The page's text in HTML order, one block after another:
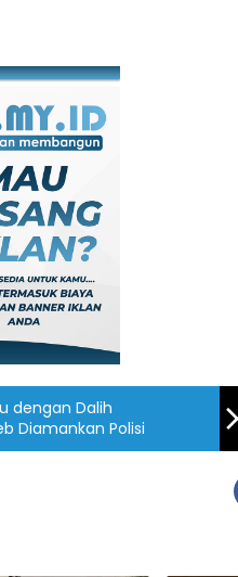
dengan Dalih
Diamankan Polisi